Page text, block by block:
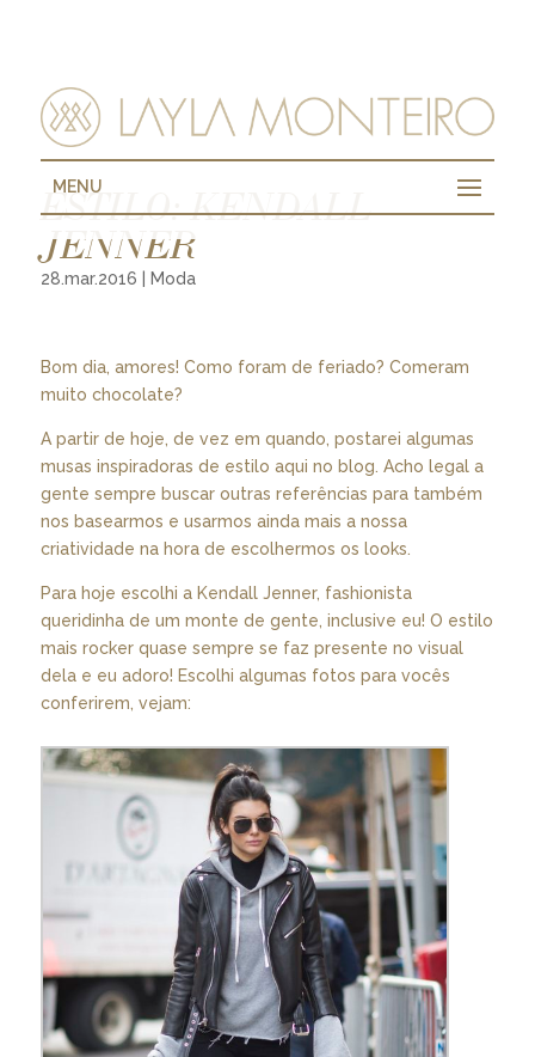
MENU
ESTILO: KENDALL
JENNER
28.mar.2016 Moda
Bom dia, amores! Como foram de feriado? Comeram
muito chocolate?
A partir de hoje, de vez em quando, postarei algumas
musas inspiradoras de estilo aqui no blog. Acho legal a
gente sempre buscar outras referências para também
nos basearmos e usarmos ainda mais a nossa
criatividade na hora de escolhermos os looks.
Para hoje escolhi a Kendall Jenner, fashionista
queridinha de um monte de gente, inclusive eu! O estilo
mais rocker quase sempre se faz presente no visual
dela e eu adoro! Escolhi algumas fotos para vocês
conferirem, vejam: